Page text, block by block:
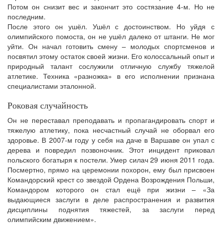
Потом он снизит вес и закончит это состязание 4-м. Но не
последним.
После этого он ушёл. Ушёл с достоинством. Но уйдя с
олимпийского помоста, он не ушёл далеко от штанги. Не мог
уйти. Он начал готовить смену – молодых спортсменов и
посвятил этому остаток своей жизни. Его колоссальный опыт и
природный талант сослужили отличную службу тяжелой
атлетике. Техника «разножка» в его исполнении признана
специалистами эталонной.
Роковая случайность
Он не переставал преподавать и пропагандировать спорт и
тяжелую атлетику, пока несчастный случай не оборвал его
здоровье. В 2007-м году у себя на даче в Варшаве он упал с
дерева и повредил позвоночник. Этот инцидент приковал
польского богатыря к постели. Умер силач 29 июня 2011 года.
Посмертно, прямо на церемонии похорон, ему был присвоен
Командорский крест со звездой Ордена Возрождения Польши,
Командором которого он стал ещё при жизни – «За
выдающиеся заслуги в деле распространения и развития
дисциплины поднятия тяжестей, за заслуги перед
олимпийским движением».